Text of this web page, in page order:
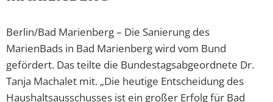
Berlin/Bad Marienberg – Die Sanierung des
MarienBads in Bad Marienberg wird vom Bund
gefördert. Das teilte die Bundestagsabgeordnete Dr.
Tanja Machalet mit. „Die heutige Entscheidung des
Haushaltsausschusses ist ein großer Erfolg für Bad